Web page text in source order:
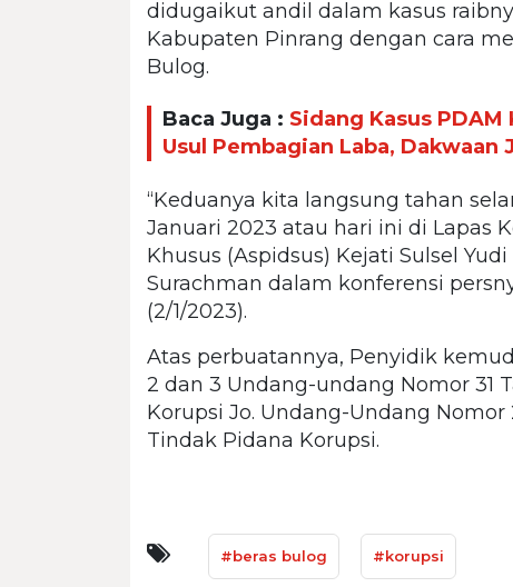
didugaikut andil dalam kasus
Kabupaten Pinrang dengan cara
Bulog.
Baca Juga : Sidang Kasus PDAM
Usul Pembagian Laba, Dakwaan
“Keduanya kita langsung tahan
Januari 2023 atau hari ini di Lapas
Khusus (Aspidsus) Kejati Sulsel
Surachman dalam konferensi
(2/1/2023).
Atas perbuatannya, Penyidik
2 dan 3 Undang-undang Nomor 31
Korupsi Jo. Undang-Undang
Tindak Pidana Korupsi.
#beras bulog #korupsi